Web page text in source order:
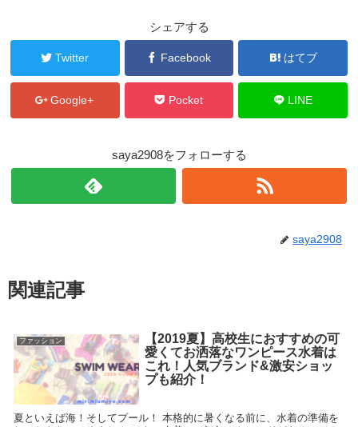
シェアする
Twitter Facebook はてブ
Google+ Pocket LINE
saya2908をフォローする
saya2908
関連記事
ファッション
【2019夏】高校生におすすめの可
愛くてお洒落なワンピース水着は
これ！人気ブランド&激安ショッ
プも紹介！
夏といえば海！そしてプール！ 本格的に暑くなる前に、水着の準備を